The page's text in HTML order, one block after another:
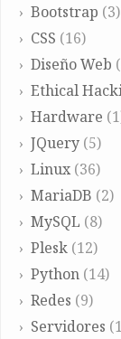
Bootstrap (3)
CSS (16)
Diseño Web
Ethical
Hardware
JQuery (5)
Linux (36)
MariaDB (2)
MySQL (8)
Plesk (12)
Python (14)
Redes (9)
Servidores